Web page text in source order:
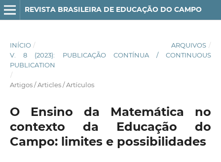
REVISTA BRASILEIRA DE EDUCAÇÃO DO CAMPO
INÍCIO / ARQUIVOS /
V. 8 (2023): PUBLICAÇÃO CONTÍNUA / CONTINUOUS
PUBLICATION
/
Artigos / Articles / Artículos
O Ensino da Matemática no
contexto da Educação do
Campo: limites e possibilidades